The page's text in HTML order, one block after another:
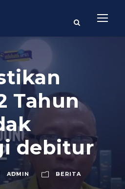
Tahun
debitur
ADMIN BERITA